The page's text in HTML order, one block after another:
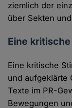
ziemlich der
über Sekten
Eine
Eine kritische
und aufgeklärte
Texte im PR-
Bewegungen